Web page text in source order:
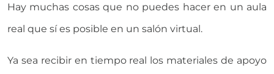
Hay muchas cosas que no puedes hacer en un aula
real que sí es posible en un salón virtual.
Ya sea recibir en tiempo real los materiales de apoyo